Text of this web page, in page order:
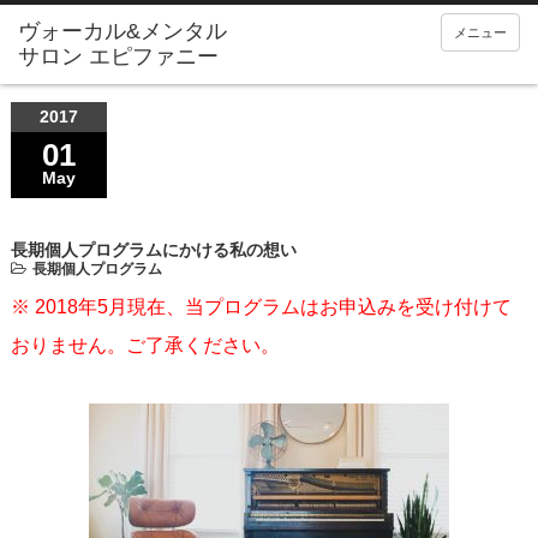
メニュー
2017
01
May
長期個人プログラムにかける私の想い
長期個人プログラム
※ 2018年5月現在、当プログラムはお申込みを受け付けて
おりません。ご了承ください。